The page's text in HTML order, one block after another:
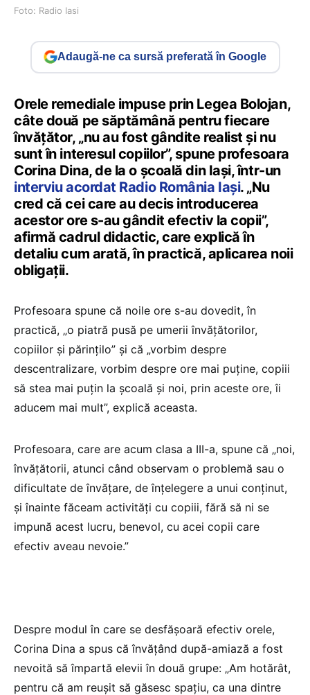
Foto: Radio Iasi
Adaugă-ne ca sursă preferată în Google
Orele remediale impuse prin Legea Bolojan,
câte două pe săptămână pentru fiecare
învățător, „nu au fost gândite realist și nu
sunt în interesul copiilor”, spune profesoara
Corina Dina, de la o școală din Iași, într-un
interviu acordat Radio România Iași. „Nu
cred că cei care au decis introducerea
acestor ore s-au gândit efectiv la copii”,
afirmă cadrul didactic, care explică în
detaliu cum arată, în practică, aplicarea noii
obligații.
Profesoara spune că noile ore s-au dovedit, în
practică, „o piatră pusă pe umerii învățătorilor,
copiilor și părințilo” și că „vorbim despre
descentralizare, vorbim despre ore mai puține, copiii
să stea mai puțin la școală și noi, prin aceste ore, îi
aducem mai mult”, explică aceasta.
Profesoara, care are acum clasa a III-a, spune că „noi,
învățătorii, atunci când observam o problemă sau o
dificultate de învățare, de înțelegere a unui conținut,
și înainte făceam activități cu copiii, fără să ni se
impună acest lucru, benevol, cu acei copii care
efectiv aveau nevoie.”
Despre modul în care se desfășoară efectiv orele,
Corina Dina a spus că învățând după-amiază a fost
nevoită să împartă elevii în două grupe: „Am hotărât,
pentru că am reușit să găsesc spațiu, ca una dintre